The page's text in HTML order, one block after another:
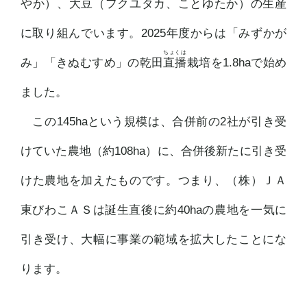
やか）、大豆（フクユタカ、ことゆたか）の生産
に取り組んでいます。2025年度からは「みずかが
み」「きぬむすめ」の乾田 直播栽培を1.8haで始め
ました。
この145haという規模は、合併前の2社が引き受
けていた農地（約108ha）に、合併後新たに引き受
けた農地を加えたものです。つまり、（株）ＪＡ
東びわこＡＳは誕生直後に約40haの農地を一気に
引き受け、大幅に事業の範域を拡大したことにな
ります。